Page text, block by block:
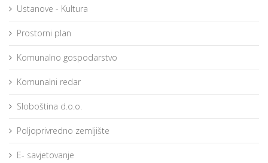
Ustanove - Kultura
Prostorni plan
Komunalno gospodarstvo
Komunalni redar
Sloboština d.o.o.
Poljoprivredno zemljište
E- savjetovanje